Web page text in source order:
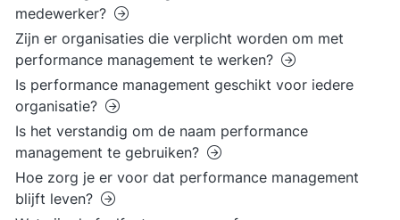
medewerker?
Zijn er organisaties die verplicht worden om met
performance management te werken?
Is performance management geschikt voor iedere
organisatie?
Is het verstandig om de naam performance
management te gebruiken?
Hoe zorg je er voor dat performance management
blijft leven?